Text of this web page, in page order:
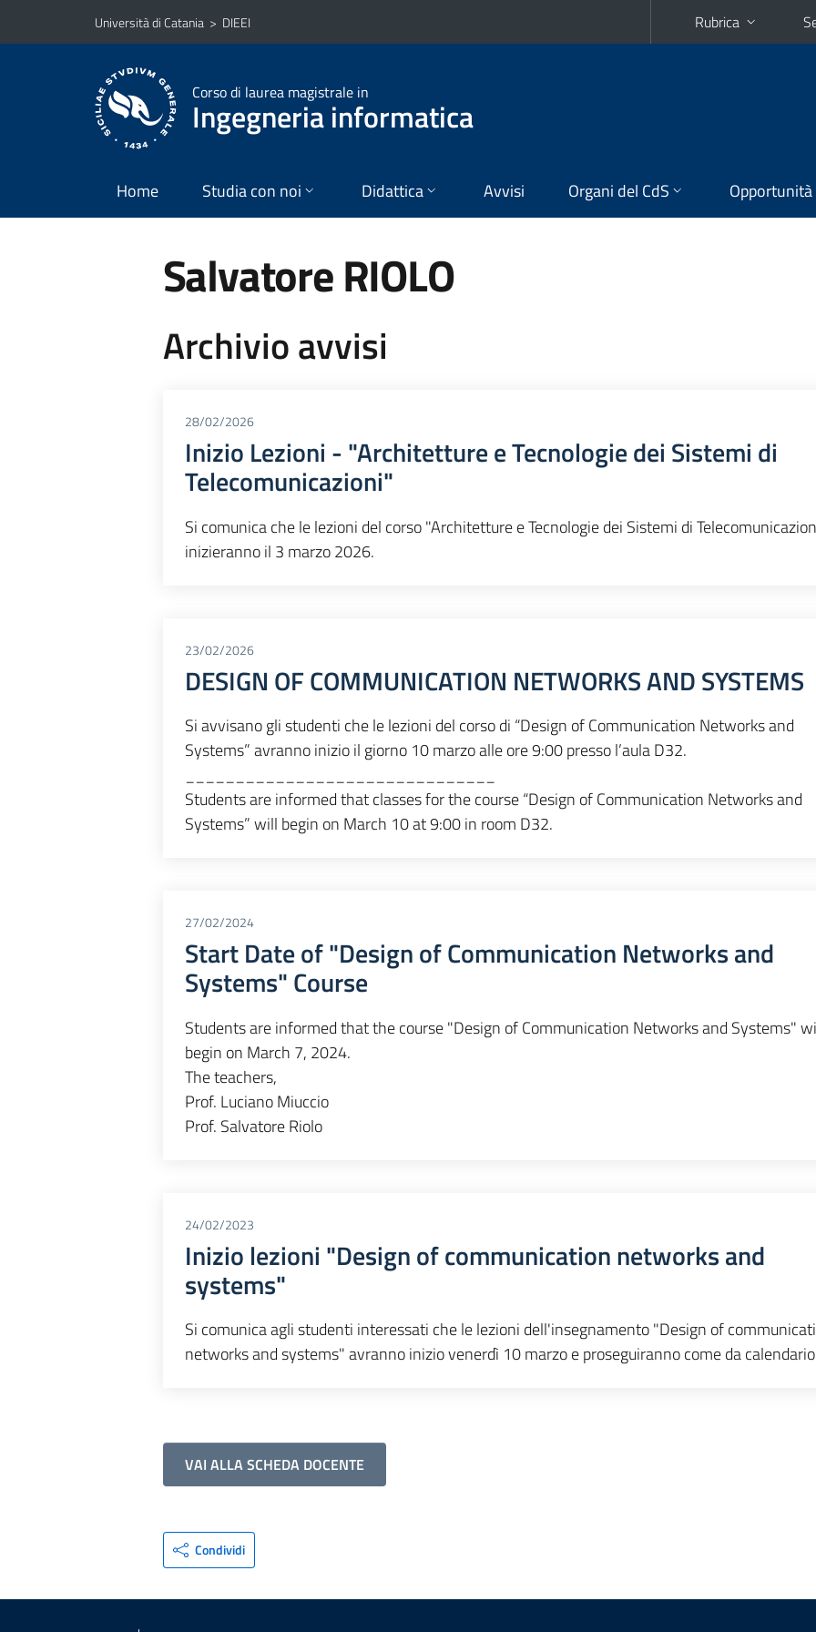
Vai al contenuto principale
Vai al menu di navigazione
Università di Catania > DIEEI Rubrica
Corso di laurea magistrale in
Ingegneria informatica
Home Studia con noi Didattica Avvisi Organi del CdS Opportunità
Salvatore RIOLO
Archivio avvisi
28/02/2026
Inizio Lezioni - "Architetture e Tecnologie dei Sistemi di
Telecomunicazioni"
Si comunica che le lezioni del corso "Architetture e Tecnologie dei Sistemi di
inizieranno il 3 marzo 2026.
23/02/2026
DESIGN OF COMMUNICATION NETWORKS AND SYSTEMS
Si avvisano gli studenti che le lezioni del corso di “Design of Communication Networks and
Systems” avranno inizio il giorno 10 marzo alle ore 9:00 presso l’aula D32.
Students are informed that classes for the course “Design of Communication Networks and
Systems” will begin on March 10 at 9:00 in room D32.
27/02/2024
Start Date of "Design of Communication Networks and
Systems" Course
Students are informed that the course "Design of Communication Networks and Systems"
begin on March 7, 2024.
The teachers,
Prof. Luciano Miuccio
Prof. Salvatore Riolo
24/02/2023
Inizio lezioni "Design of communication networks and
systems"
Si comunica agli studenti interessati che le lezioni dell'insegnamento "Design of
networks and systems" avranno inizio venerdì 10 marzo e proseguiranno come da
VAI ALLA SCHEDA DOCENTE
Condividi